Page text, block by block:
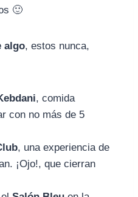
🙂
algo, estos nunca,
, comida
con no más de 5
, una experiencia de
¡Ojo!, que cierran